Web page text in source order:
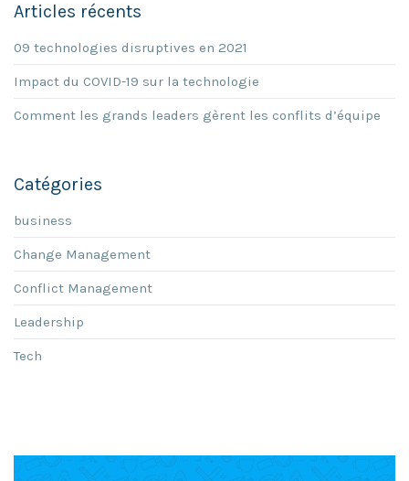
Articles récents
09 technologies disruptives en 2021
Impact du COVID-19 sur la technologie
Comment les grands leaders gèrent les conflits d’équipe
Catégories
business
Change Management
Conflict Management
Leadership
Tech